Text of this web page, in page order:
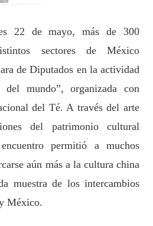
22 de mayo, más de 300
sectores de México
de Diputados en la actividad
mundo”, organizada con
del Té. A través del arte
del patrimonio cultural
permitió a muchos
aún más a la cultura china
muestra de los intercambios
México.